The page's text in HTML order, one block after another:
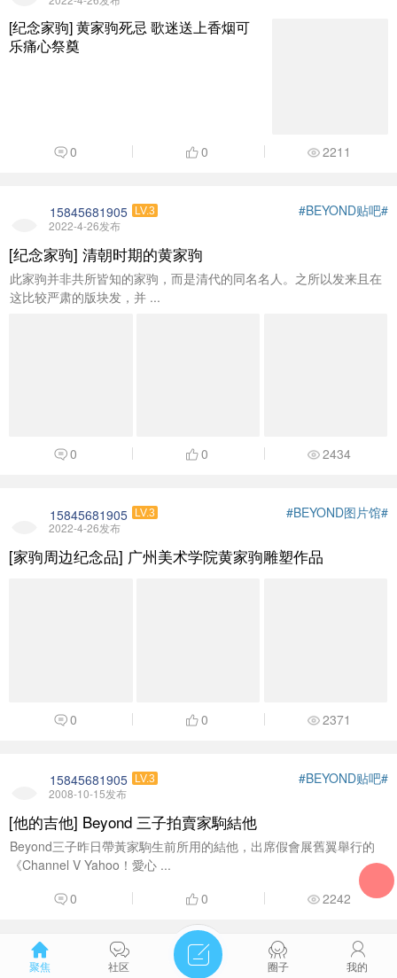
[纪念家驹] 黄家驹死忌 歌迷送上香烟可
乐痛心祭奠
0 0 2211
15845681905 LV.3
2022-4-26发布
#BEYOND贴吧#
[纪念家驹] 清朝时期的黄家驹
此家驹并非共所皆知的家驹，而是清代的同名名人。之所以发来且在
这比较严肃的版块发，并 ...
0 0 2434
15845681905 LV.3
2022-4-26发布
#BEYOND图片馆#
[家驹周边纪念品] 广州美术学院黄家驹雕塑作品
0 0 2371
15845681905 LV.3
2008-10-15发布
#BEYOND贴吧#
[他的吉他] Beyond 三子拍賣家駒結他
Beyond三子昨日帶黃家駒生前所用的結他，出席假會展舊翼舉行的
《Channel V Yahoo！愛心 ...
0
0 2242
15845681905
2022-4-26发布
#BEYOND图片馆#
聚焦 社区 圈子 我的